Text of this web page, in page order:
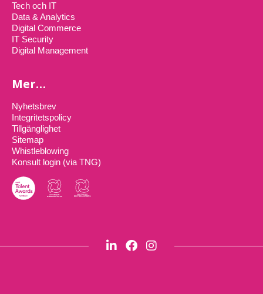
Tech och IT
Data & Analytics
Digital Commerce
IT Security
Digital Management
Mer…
Nyhetsbrev
Integritetspolicy
Tillgänglighet
Sitemap
Whistleblowing
Konsult login (via TNG)